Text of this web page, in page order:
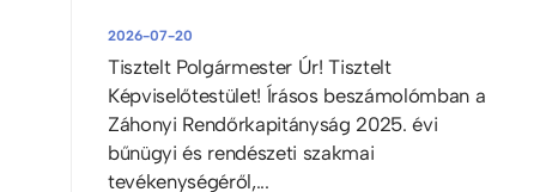
2026-07-20
Tisztelt Polgármester Úr! Tisztelt
Képviselőtestület! Írásos beszámolómban a
Záhonyi Rendőrkapitányság 2025. évi
bűnügyi és rendészeti szakmai
tevékenységéről,...